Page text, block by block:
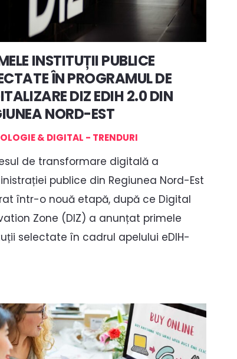
INSTITUȚII PUBLICE
ÎN PROGRAMUL DE
DIZ EDIH 2.0 DIN
NORD-EST
& DIGITAL - TRENDURI
de transformare digitală a
publice din Regiunea Nord-Est
într-o nouă etapă, după ce Digital
Zone (DIZ) a anunțat primele
selectate în cadrul apelului eDIH-